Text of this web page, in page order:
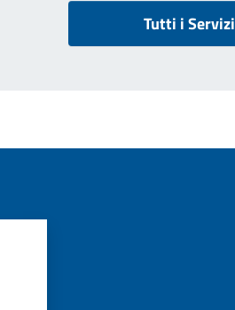
Tutti i Servizi